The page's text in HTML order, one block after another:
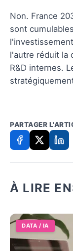
Non. France
sont
l'autre réduit la
R&D internes.
PARTAGER
À LIRE
DATA / IA